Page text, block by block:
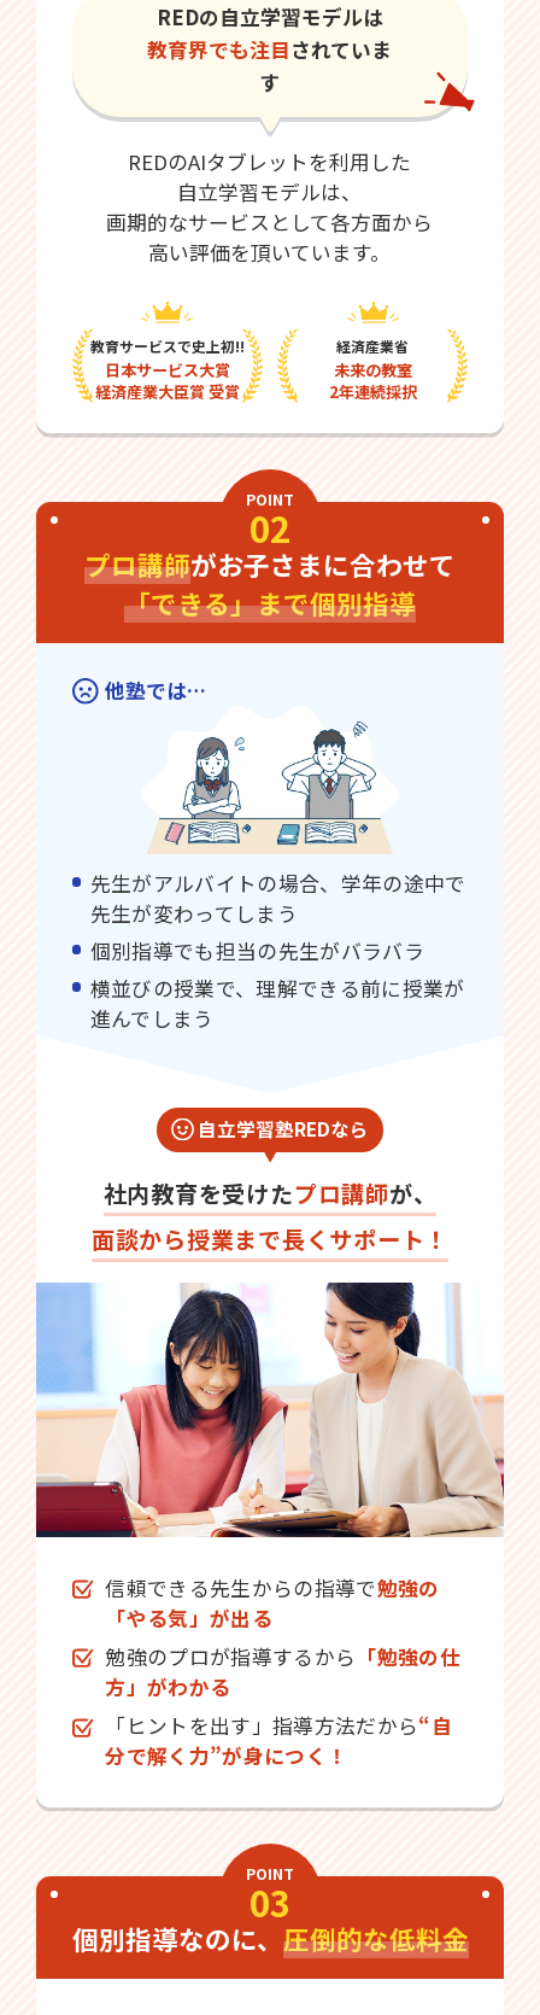
REDの自立学習モデルは
教育界でも注目されていま
す
REDのAIタブレットを利用した
自立学習モデルは、
画期的なサービスとして各方面から
高い評価を頂いています。
教育サービスで史上初!!
日本サービス大賞
経済産業大臣賞 受賞
経済産業省
未来の教室
2年連続採択
POINT
02
プロ講師がお子さまに合わせて
「できる」まで個別指導
他塾では…
先生がアルバイトの場合、学年の途中で
先生が変わってしまう
個別指導でも担当の先生がバラバラ
横並びの授業で、理解できる前に授業が
進んでしまう
自立学習塾REDなら
社内教育を受けたプロ講師が、
面談から授業まで長くサポート！
信頼できる先生からの指導で勉強の
「やる気」が出る
勉強のプロが指導するから 「勉強の仕
方」がわかる
「ヒントを出す」指導方法だから“自
分で解く力”が身につく！
POINT
03
個別指導なのに、 圧倒的な低料金